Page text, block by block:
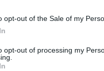
opt-out of the Sale of my
opt-out of processing my
de persones
Hi ha estudis que